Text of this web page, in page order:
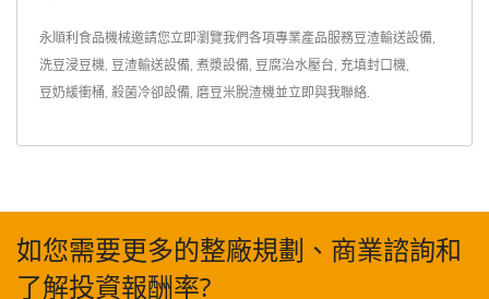
永順利食品機械邀請您立即瀏覽我們各項專業產品服務 豆渣輸送設備
洗豆浸豆機 豆渣輸送設備 煮漿設備 豆腐治水壓台 充填封口機
豆奶緩衝桶 殺菌冷卻設備 磨豆米脫渣機並 立即與我聯絡
如您需要更多的整廠規劃、商業諮詢和
了解投資報酬率?